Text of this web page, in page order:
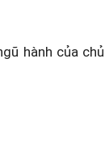
hành của chủ